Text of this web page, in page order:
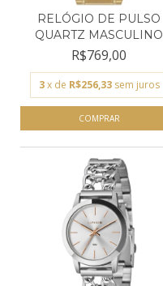
RELÓGIO DE PULSO
QUARTZ MASCULINO
ORIENT...
R$769,00
3 x de R$256,33 sem juros